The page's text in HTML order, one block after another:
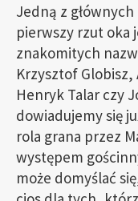
Jedną z
pierwszy rzut oka
znakomitych
Krzysztof
Henryk Talar czy
dowiadujemy się
rola grana przez
występem
może domyślać